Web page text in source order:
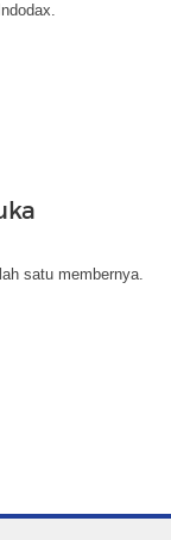
satu membernya.